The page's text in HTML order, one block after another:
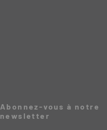
Abonnez-vous à notre
newsletter